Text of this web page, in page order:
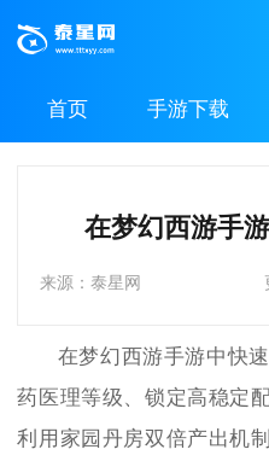
首页 手游下载
在梦幻西游手
来源：泰星网
在梦幻西游手游中快
药医理等级、锁定高稳定
利用家园丹房双倍产出机